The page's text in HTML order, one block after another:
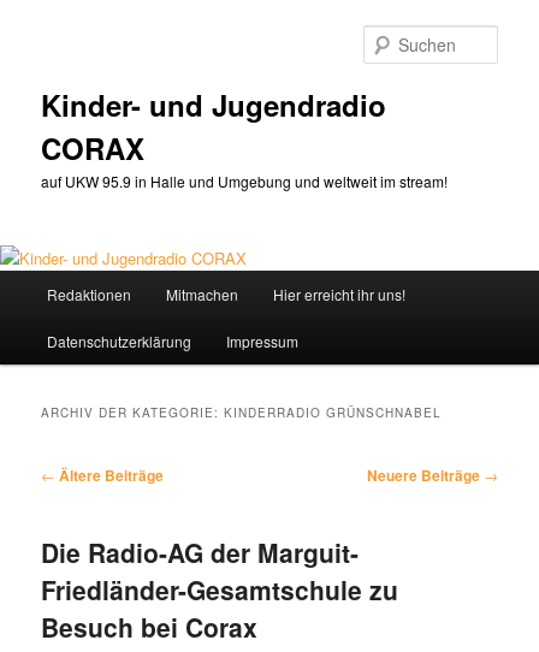
Kinder- und Jugendradio
CORAX
auf UKW 95.9 in Halle und Umgebung und weltweit im stream!
Redaktionen Mitmachen Hier erreicht ihr uns!
Datenschutzerklärung Impressum
ARCHIV DER KATEGORIE:KINDERRADIO GRÜNSCHNABEL
Beitragsnavigation
← Ältere Beiträge Neuere Beiträge →
Die Radio-AG der Marguit-
Friedländer-Gesamtschule zu
Besuch bei Corax